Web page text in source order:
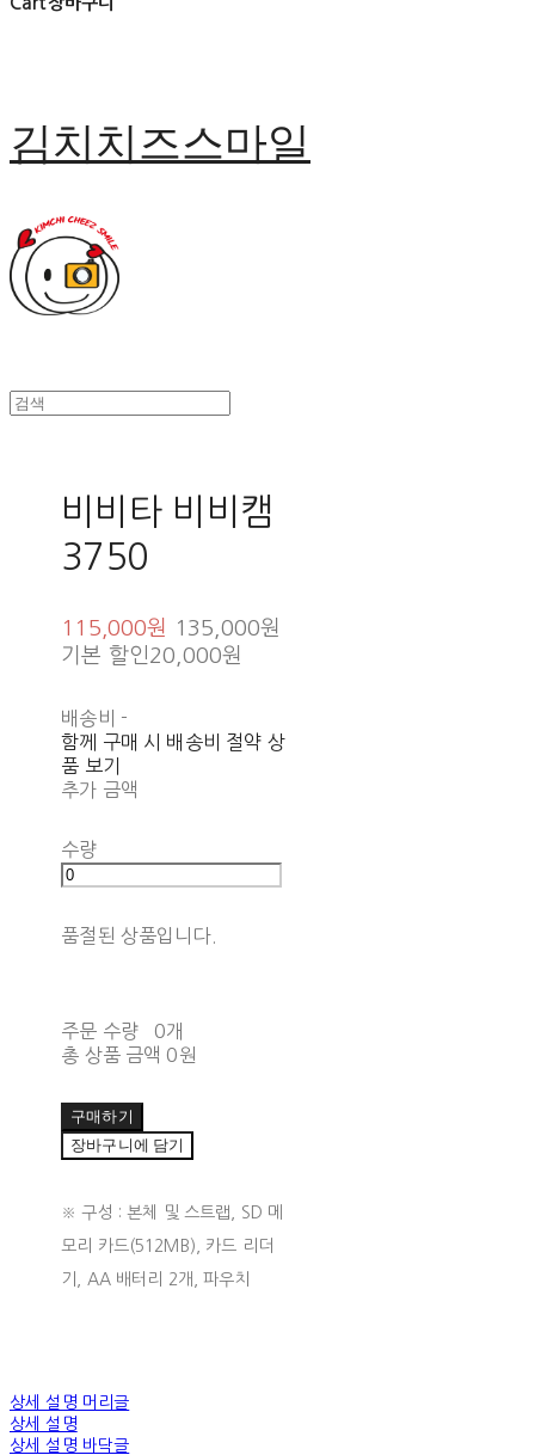
김치치즈스마일
비비타 비비캠
3750
115,000원
135,000원
기본 할인 20,000원
배송비 -
함께 구매 시 배송비 절약 상
품 보기
추가 금액
수량
품절된 상품입니다.
주문 수량
0개
총 상품 금액 0원
구매하기
장바구니에 담기
※ 구성 : 본체 및 스트랩, SD 메
모리 카드(512MB), 카드 리더
기, AA 배터리 2개, 파우치
상세 설명 머리글
상세 설명
상세 설명 바닥글